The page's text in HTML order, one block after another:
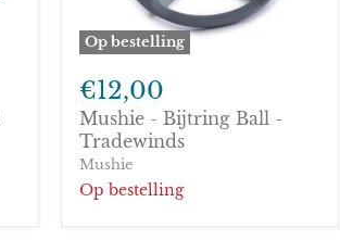
Op bestelling
-
Bijtring
Ball
-
Tradewinds
€12,00
Mushie - Bijtring Ball -
Tradewinds
Mushie
Op bestelling